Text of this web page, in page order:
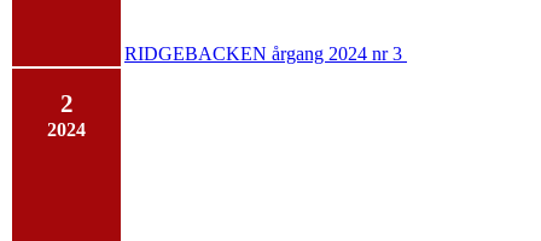
RIDGEBACKEN årgang 2024 nr 3
2
2024